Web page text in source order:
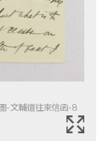
-文輔道往來信函-8